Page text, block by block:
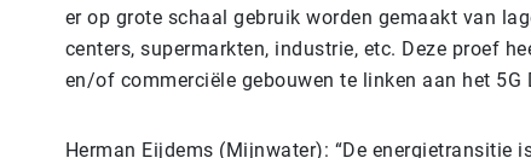
er op grote schaal gebruik worden gemaakt van
centers, supermarkten, industrie, etc. Deze proef
en/of commerciële gebouwen te linken aan het 5G
Herman Eijdems (Mijnwater): “De energietransitie